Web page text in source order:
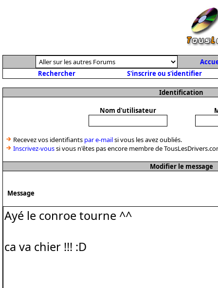
Rechercher
S'inscrire ou s'identifier
Identification
Nom d'utilisateur
Recevez vos identifiants par e-mailsi vous les avez oubliés.
Inscrivez-voussi vous n'êtes pas encore membre de
Modifier le message
Message